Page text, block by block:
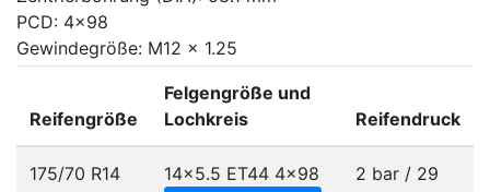
PCD: 4x98
Gewindegröße: M12 x 1.25
Reifengröße
Felgengröße und
Lochkreis
Reifendruck
175/70 R14
14x5.5 ET44 4x98
2 bar / 29